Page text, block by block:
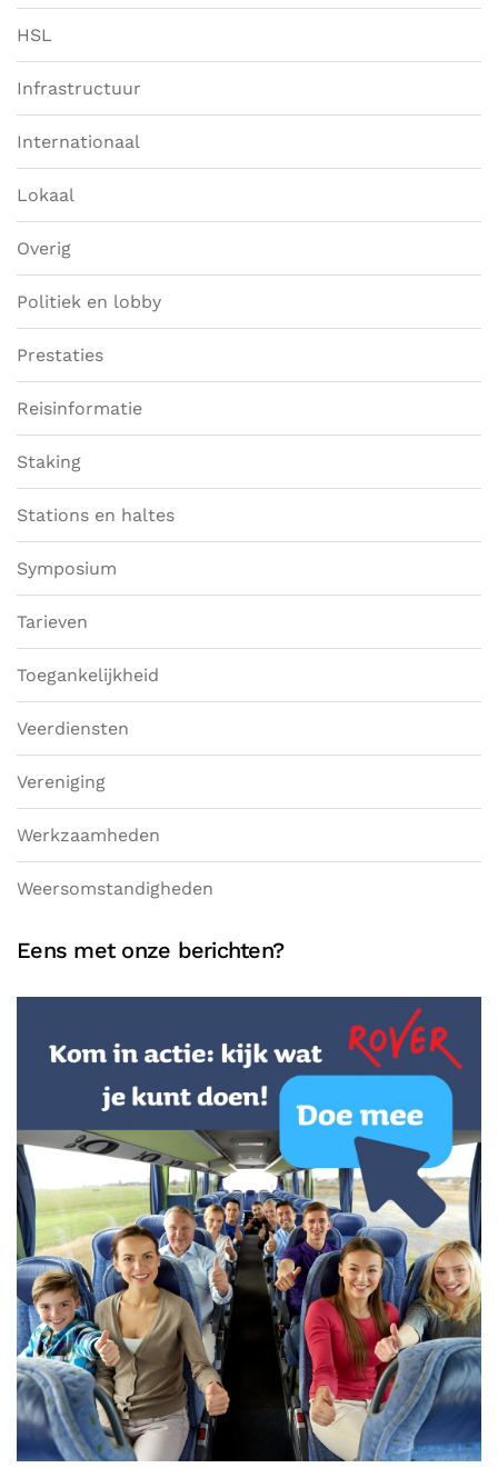
HSL
Infrastructuur
Internationaal
Lokaal
Overig
Politiek en lobby
Prestaties
Reisinformatie
Staking
Stations en haltes
Symposium
Tarieven
Toegankelijkheid
Veerdiensten
Vereniging
Werkzaamheden
Weersomstandigheden
Eens met onze berichten?